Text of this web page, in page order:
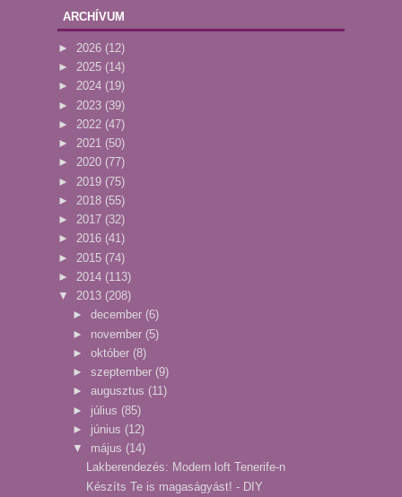
ARCHÍVUM
► 2026 (12)
► 2025 (14)
► 2024 (19)
► 2023 (39)
► 2022 (47)
► 2021 (50)
► 2020 (77)
► 2019 (75)
► 2018 (55)
► 2017 (32)
► 2016 (41)
► 2015 (74)
► 2014 (113)
▼ 2013 (208)
► december (6)
► november (5)
► október (8)
► szeptember (9)
► augusztus (11)
► július (85)
► június (12)
▼ május (14)
Lakberendezés: Modern loft Tenerife-n
Készíts Te is magaságyást! - DIY